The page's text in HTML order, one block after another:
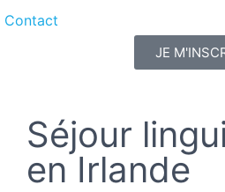
Contact
JE
Séjour
en Irlande